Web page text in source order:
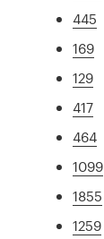
445
169
129
417
464
1099
1855
1259